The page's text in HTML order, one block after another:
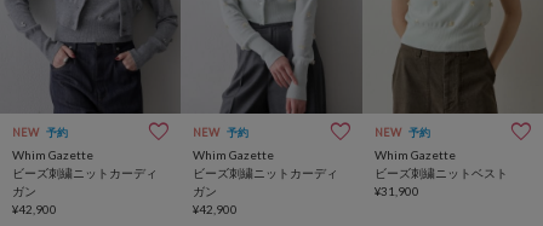
NEW 予約
Whim Gazette
ビーズ刺繍ニットカーディ
ガン
¥42,900
NEW 予約
Whim Gazette
ビーズ刺繍ニットカーディ
ガン
¥42,900
NEW 予約
Whim Gazette
ビーズ刺繍ニットベスト
¥31,900